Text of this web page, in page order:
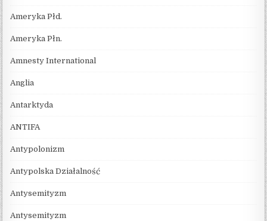
Ameryka Płd.
Ameryka Płn.
Amnesty International
Anglia
Antarktyda
ANTIFA
Antypolonizm
Antypolska Działalność
Antysemityzm
Antysemityzm